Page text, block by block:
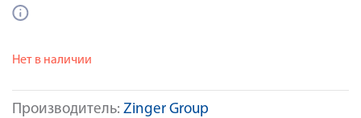
Производитель: Zinger Group
Нет в наличии